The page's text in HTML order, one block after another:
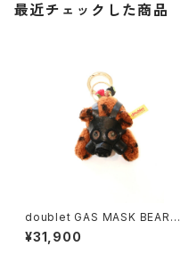
最近チェックした商品
doublet GAS MASK BEAR K
EY RING (Gold)
¥31,900